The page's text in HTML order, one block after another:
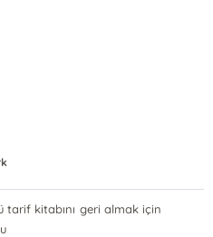
tarif kitabını geri almak için